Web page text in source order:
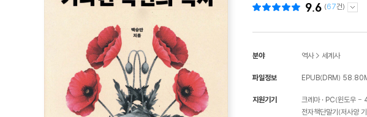
9.6 (67건)
분야 역사> 세계사
파일정보 EPUB(DRM)
지원기기 크레마 PC(윈도우 -
전자책단말기(저사양